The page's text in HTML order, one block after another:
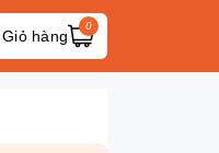
Giỏ hàng
0